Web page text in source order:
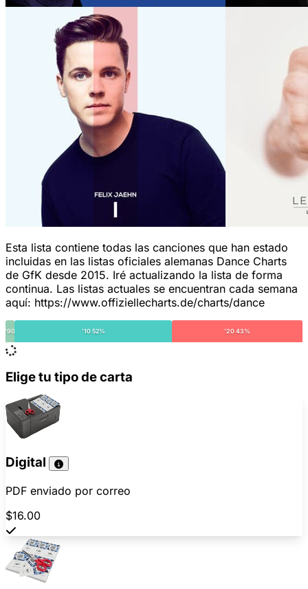
Esta lista contiene todas las canciones que han estado
incluidas en las listas oficiales alemanas Dance Charts
de GfK desde 2015. Iré actualizando la lista de forma
continua. Las listas actuales se encuentran cada semana
aquí: https://www.offiziellecharts.de/charts/dance
'90 '10 52% '20 43%
Elige tu tipo de carta
Digital
PDF enviado por correo
$16.00